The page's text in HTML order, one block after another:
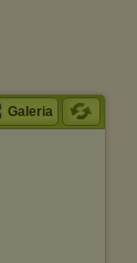
Galeria